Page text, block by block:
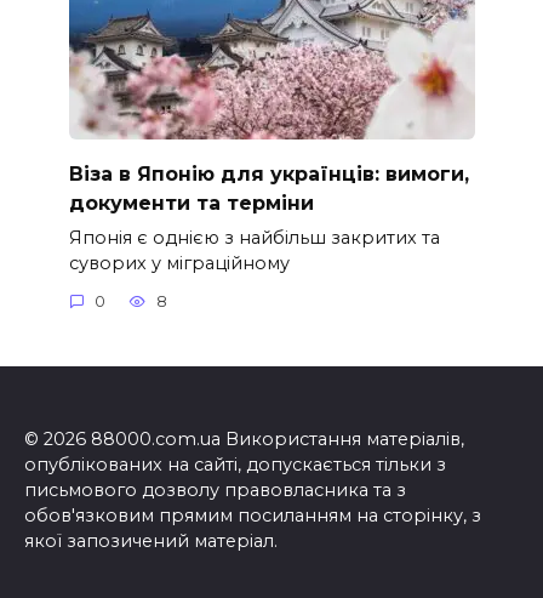
Віза в Японію для українців: вимоги,
документи та терміни
Японія є однією з найбільш закритих та
суворих у міграційному
0 8
© 2026 88000.com.ua Використання матеріалів,
опублікованих на сайті, допускається тільки з
письмового дозволу правовласника та з
обов'язковим прямим посиланням на сторінку, з
якої запозичений матеріал.